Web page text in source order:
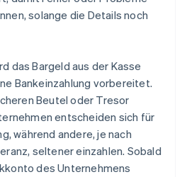
solange die Details noch
das Bargeld aus der Kasse
Bankeinzahlung vorbereitet.
Beutel oder Tresor
entscheiden sich für
während andere, je nach
seltener einzahlen. Sobald
des Unternehmens